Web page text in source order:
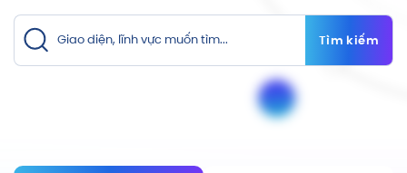
Tìm kiếm